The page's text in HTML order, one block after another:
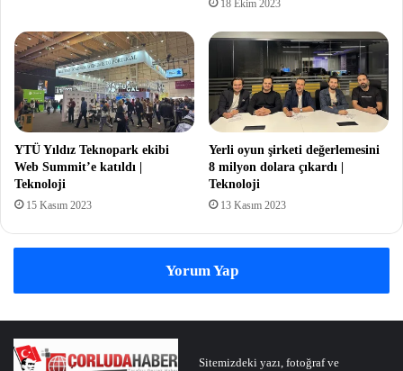
18 Ekim 2023
YTÜ Yıldız Teknopark ekibi
Web Summit’e katıldı |
Teknoloji
15 Kasım 2023
Yerli oyun şirketi değerlemesini
8 milyon dolara çıkardı |
Teknoloji
13 Kasım 2023
Yorum Yap
Sitemizdeki yazı, fotoğraf ve